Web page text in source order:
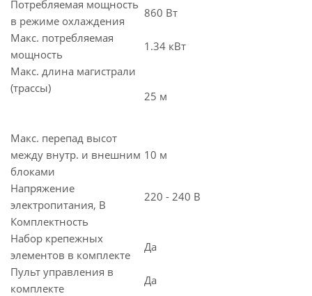
Потребляемая мощность
в режиме охлаждения
860 Вт
Макс. потребляемая
мощность
1.34 кВт
Макс. длина магистрали
(трассы)
25 м
Макс. перепад высот
между внутр. и внешним
блоками
10 м
Напряжение
электропитания, В
220 - 240 В
Комплектность
Набор крепежных
элементов в комплекте
Да
Пульт управления в
комплекте
Да